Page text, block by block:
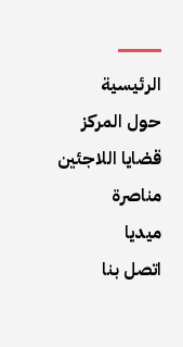
الرئيسية
حول المركز
قضايا اللاجئين
مناصرة
ميديا
اتصل بنا